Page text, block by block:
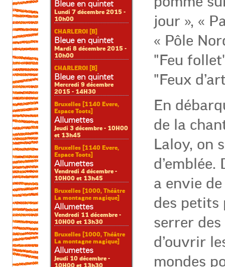
Bleue en quintet
Lundi 7 décembre 2015 -
10h00
CHARLEROI [B]
Bleue en quintet
Mardi 8 décembre 2015 -
10h00
CHARLEROI [B]
Bleue en quintet
Mercredi 9 décembre
2015 - 14H30
Bruxelles [1140 Evere,
Espace Toots]
Allumettes
Jeudi 3 décembre - 10H00
et 13h45
Bruxelles [1140 Evere,
Espace Toots]
Allumettes
Vendredi 4 décembre -
10H00 et 13h45
Bruxelles [1000, Théâtre
La montagne magique]
Allumettes
Vendredi 11 décembre -
10H00 et 13h30
Bruxelles [1000, Théâtre
La montagne magique]
Allumettes
Jeudi 10 décembre -
10H00 et 13h30
jour », «
« Pôle
"Feu
"Feux
En
de la
Laloy, on
d’emblée.
a envie
des petits
serrer
d’ouvrir
mondes